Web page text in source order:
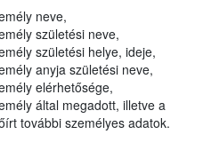
neve,
születési neve,
születési helye, ideje,
anyja születési neve,
elérhetősége,
által megadott, illetve a
további személyes adatok.